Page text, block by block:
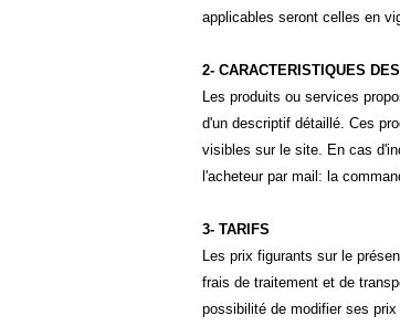
applicables seront celles en
2- CARACTERISTIQUES
Les produits ou services
d'un descriptif détaillé. Ces
visibles sur le site. En cas
l'acheteur par mail: la
3- TARIFS
Les prix figurants sur le
frais de traitement et de
possibilité de modifier ses